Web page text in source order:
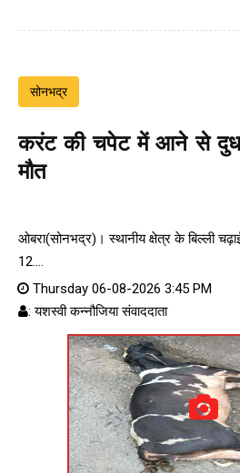
सोनभद्र
करंट की चपेट में आने से
मौत
ओबरा(सोनभद्र)। स्थानीय क्षेत्र के बिल्ली
12....
Thursday 06-08-2026 3:45 PM
: यशस्वी कन्नौजिया संवाददाता